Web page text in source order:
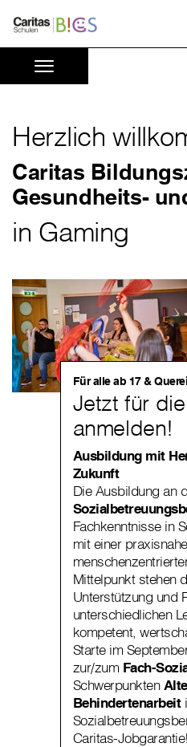
Herzlich
Caritas
Gesundheits-
in Gaming
Für alle ab 17 &
Jetzt für
anmelden!
Ausbildung mit
Zukunft
Die Ausbildung an
Fachkenntnisse in
mit einer
Mittelpunkt stehen
Unterstützung und
unterschiedlichen
kompetent,
Starte im
zur/zum Fach-
Schwerpunkten
Behindertenarbeit
Caritas-Jobgarantie!